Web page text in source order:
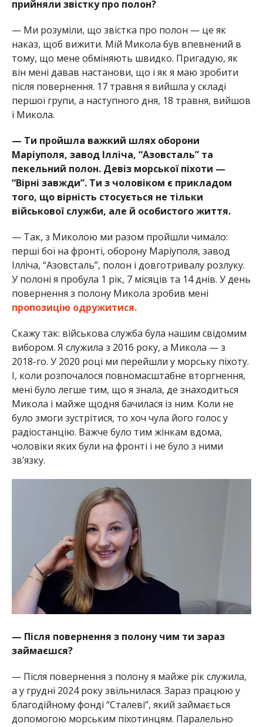
прийняли звістку про полон?
— Ми розуміли, що звістка про полон — це як
наказ, щоб вижити. Мій Микола був впевнений в
тому, що мене обміняють швидко. Пригадую, як
він мені давав настанови, що і як я маю зробити
після повернення. 17 травня я вийшла у складі
першої групи, а наступного дня, 18 травня, вийшов
і Микола.
— Ти пройшла важкий шлях оборони
Маріуполя, завод Ілліча, “Азовсталь” та
пекельний полон. Девіз морської піхоти —
“Вірні завжди”. Ти з чоловіком є прикладом
того, що вірність стосується не тільки
військової служби, але й особистого життя.
— Так, з Миколою ми разом пройшли чимало:
перші бої на фронті, оборону Маріуполя, завод
Ілліча, “Азовсталь”, полон і довготривалу розлуку.
У полоні я пробула 1 рік, 7 місяців та 14 днів. У день
повернення з полону Микола зробив мені
пропозицію одружитися.
Скажу так: військова служба була нашим свідомим
вибором. Я служила з 2016 року, а Микола — з
2018-го. У 2020 році ми перейшли у морську піхоту.
І, коли розпочалося повномасштабне вторгнення,
мені було легше тим, що я знала, де знаходиться
Микола і майже щодня бачилася із ним. Коли не
було змоги зустрітися, то хоч чула його голос у
радіостанцію. Важче було тим жінкам вдома,
чоловіки яких були на фронті і не було з ними
зв’язку.
— Після повернення з полону чим ти зараз
займаєшся?
— Після повернення з полону я майже рік служила,
а у грудні 2024 року звільнилася. Зараз працюю у
благодійному фонді “Сталеві”, який займається
допомогою морським піхотинцям. Паралельно